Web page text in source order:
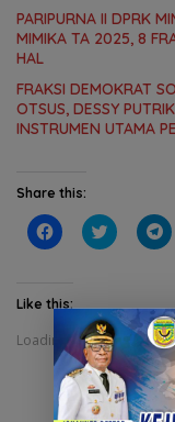
PARIPURNA II DPRK
MIMIKA TA 2025, 8
HAL
FRAKSI DEMOKRAT
OTSUS, DESSY
INSTRUMEN UTAMA
Share this:
C
l
t
o
a
r
e
o
n
C
l
o
s
h
a
r
e
o
n
C
l
o
s
h
a
r
e
o
n
Like this:
Loading...